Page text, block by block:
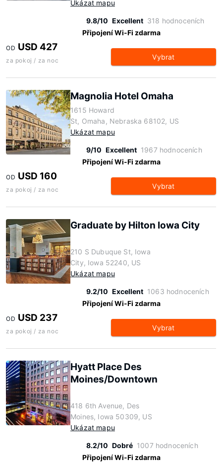
Ukázat mapu
9.8/10 Excellent 318 hodnoceních
Připojení Wi-Fi zdarma
OD USD 427
za pokoj / za noc Vybrat
Magnolia Hotel Omaha
1615 Howard
St, Omaha, Nebraska 68102, US
Ukázat mapu
9/10 Excellent 1967 hodnoceních
Připojení Wi-Fi zdarma
OD USD 160
za pokoj / za noc Vybrat
Graduate by Hilton Iowa City
210 S Dubuque St, Iowa
City, Iowa 52240, US
Ukázat mapu
9.2/10 Excellent 1063 hodnoceních
Připojení Wi-Fi zdarma
OD USD 237
za pokoj / za noc Vybrat
Hyatt Place Des
Moines/Downtown
418 6th Avenue, Des
Moines, Iowa 50309, US
Ukázat mapu
8.2/10 Dobré 1007 hodnoceních
Připojení Wi-Fi zdarma